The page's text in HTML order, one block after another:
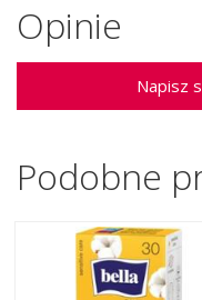
Opinie
Napisz
Podobne